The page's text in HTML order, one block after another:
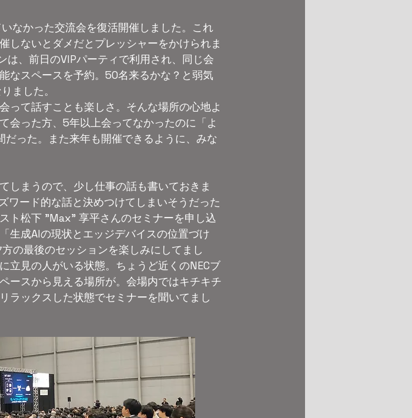
なかった交流会を復活開催しました。これ
しないとダメだとプレッシャーをかけられま
は、前日のVIPパーティで利用され、同じ会
なスペースを予約。50名来るかな？と弱気
ました。
って話すことも楽しさ。そんな場所の心地よ
会った方、5年以上会ってなかったのに「よ
った。また来年も開催できるように、みな
しまうので、少し仕事の話も書いておきま
ワード的な話と決めつけてしまいそうだった
ト松下 "Max" 享平さんのセミナーを申し込
生成AIの現状とエッジデバイスの位置づけ
の最後のセッションを楽しみにしてまし
立見の人がいる状態。ちょうど近くのNECブ
ースから見える場所が。会場内ではキチキチ
ラックスした状態でセミナーを聞いてまし